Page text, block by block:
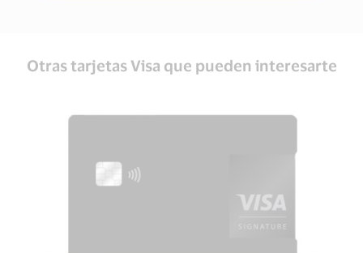
Otras tarjetas Visa que pueden interesarte